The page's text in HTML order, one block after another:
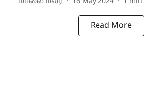
Read More